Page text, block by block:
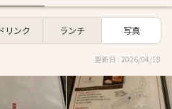
リンク ランチ 写真
更新日 : 2026/04/18